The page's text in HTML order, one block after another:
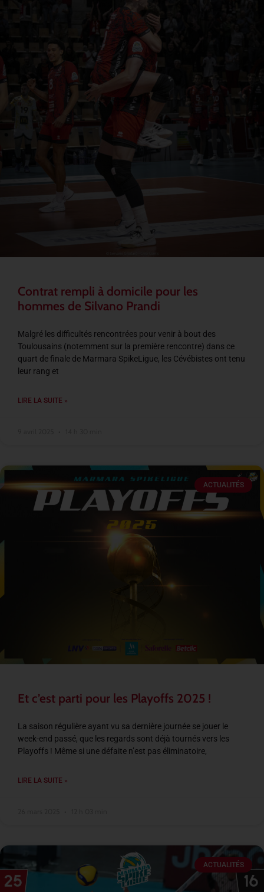
Contrat rempli à domicile pour les
hommes de Silvano Prandi
Malgré les difficultés rencontrées pour venir à bout des
Toulousains (notemment sur la première rencontre) dans ce
quart de finale de Marmara SpikeLigue, les Cévébistes ont tenu
leur rang et
LIRE LA SUITE »
ACTUALITÉS
Et c’est parti pour les Playoffs 2025 !
La saison régulière ayant vu sa dernière journée se jouer le
week-end passé, que les regards sont déjà tournés vers les
Playoffs ! Même si une défaite n’est pas éliminatoire,
LIRE LA SUITE »
ACTUALITÉS